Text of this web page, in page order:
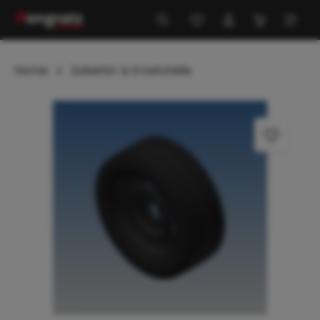
springen
Home Zubehör & Ersatzteile
Bildergalerie überspringen